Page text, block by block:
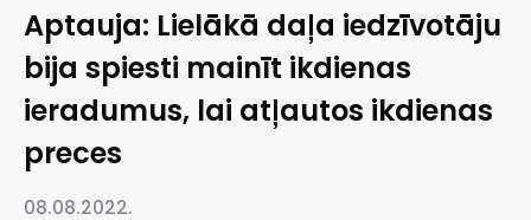
Aptauja: Lielākā daļa iedzīvotāju
bija spiesti mainīt ikdienas
ieradumus, lai atļautos ikdienas
preces
08.08.2022.